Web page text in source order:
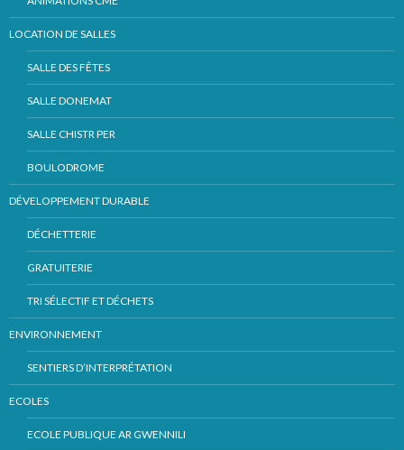
LOCATION DE SALLES
SALLE DES FÊTES
SALLE DONEMAT
SALLE CHISTR PER
BOULODROME
DÉVELOPPEMENT DURABLE
DÉCHETTERIE
GRATUITERIE
TRI SÉLECTIF ET DÉCHETS
ENVIRONNEMENT
SENTIERS D’INTERPRÉTATION
ECOLES
ECOLE PUBLIQUE AR GWENNILI